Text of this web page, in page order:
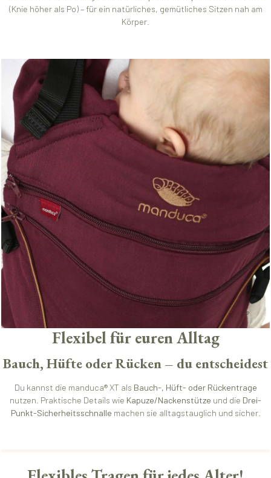
(Knie höher als Po) – für ein natürliches, gemütliches Sitzen nah am
Körper.
Flexibel für euren Alltag
Bauch, Hüfte oder Rücken – du entscheidest
Du kannst die manduca® XT als Bauch-, Hüft- oder Rückentrage
nutzen. Praktische Details wie Kapuze/Nackenstütze und die Drei-
Punkt-Sicherheitsschnalle machen sie alltagstauglich und sicher.